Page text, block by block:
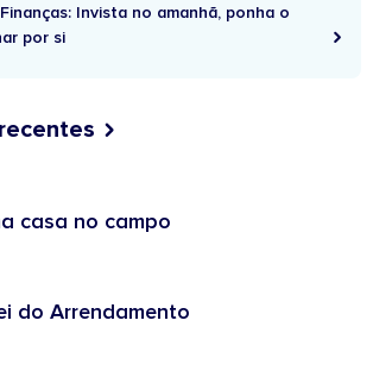
Invista no amanhã, ponha o
por si
casa no campo
do Arrendamento